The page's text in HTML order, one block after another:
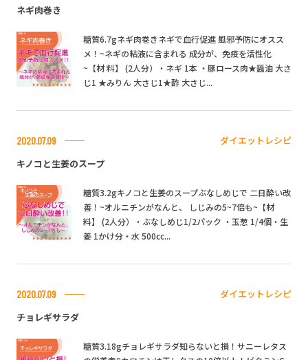
ネギ肉巻き
糖質6.7gネギ肉巻きネギで血行促進 風邪予防にオスス
メ！~ネギの粘液に含まれる 成分が、免疫を活性化
~【材 料】 (2人分）・ネギ 1本 ・豚ロース肉★醤油 大さ
じ1 ★みりん 大さじ1★酢 大さじ...
2020.07.09
ダイエットレシピ
キノコと生姜のスープ
糖質3.2gキノコと生姜のスープぶなしめじで 二日酔い改
善！~オルニチンがなんと、 しじみの5~7倍も~【材
料】 (2人分）・ぶなしめじ1/2パック ・玉葱 1/4個・生
姜 1かけ分・水 500cc...
2020.07.09
ダイエットレシピ
チョレギサラダ
糖質3.18gチョレギサラダ知らないと損！サニーレタス